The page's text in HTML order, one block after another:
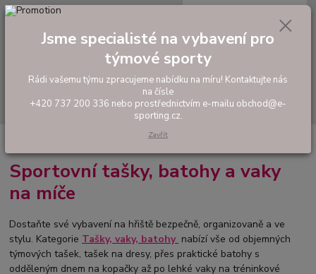
Hledat
tel: +420 737 200 336
0,00 Kč
Sportovní tašky, batohy a vaky
na míče
Dostaňte své vybavení na hřiště bezpečně, organizovaně a ve
stylu. Kategorie Tašky, vaky, batohy nabízí vše od objemných
týmových tašek, tašek na dresy, přes praktické batohy s
odděleným dnem na kopačky až po lehké vaky na tréninkové
Jsme specialisté na vybavení pro
týmové sporty
Rádi vašemu týmu zpracujeme nabídku na míru! Kontaktujte nás
na čísle
+420 737 200 336 nebo prostřednictvím e-mailu obchod@e-
sporting.cz.
Zavřít